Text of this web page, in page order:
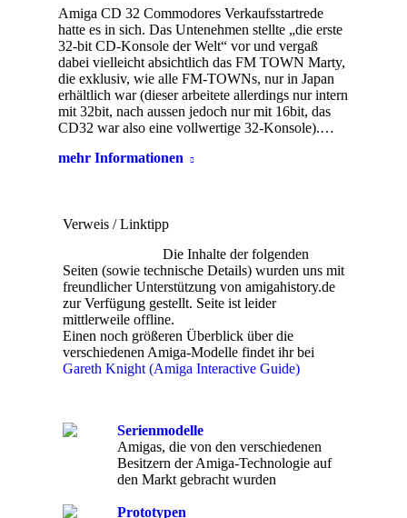
Amiga CD 32 Commodores Verkaufsstartrede
hatte es in sich. Das Untenehmen stellte „die erste
32-bit CD-Konsole der Welt“ vor und vergaß
dabei vielleicht absichtlich das FM TOWN Marty,
die exklusiv, wie alle FM-TOWNs, nur in Japan
erhältlich war (dieser arbeitete allerdings nur intern
mit 32bit, nach aussen jedoch nur mit 16bit, das
CD32 war also eine vollwertige 32-Konsole).…
mehr Informationen
Verweis / Linktipp
Die Inhalte der folgenden
Seiten (sowie technische Details) wurden uns mit
freundlicher Unterstützung von amigahistory.de
zur Verfügung gestellt. Seite ist leider
mittlerweile offline.
Einen noch größeren Überblick über die
verschiedenen Amiga-Modelle findet ihr bei
Gareth Knight (Amiga Interactive Guide)
Serienmodelle
Amigas, die von den verschiedenen
Besitzern der Amiga-Technologie auf
den Markt gebracht wurden
Prototypen